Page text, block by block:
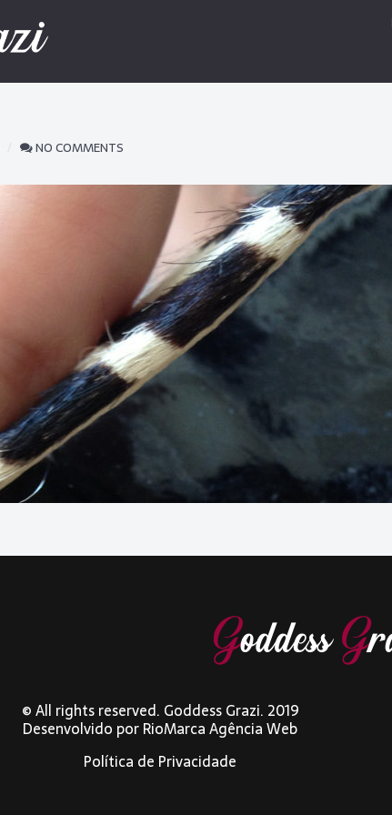
NO COMMENTS
© All rights reserved. Goddess Grazi. 2019
Desenvolvido porRioMarca Agência Web
Política de Privacidade